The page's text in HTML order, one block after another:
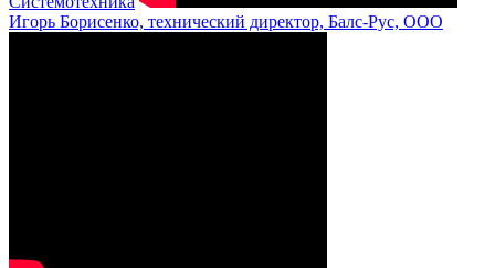
Игорь Борисенко, технический директор, Балс-Рус, ООО